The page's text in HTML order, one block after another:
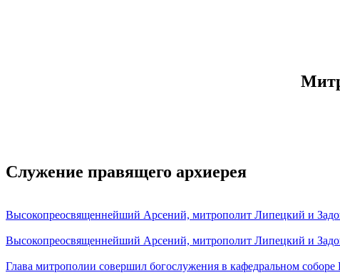
Служение правящего архиерея
Высокопреосвященнейший Арсений, митрополит Липецкий и
Высокопреосвященнейший Арсений, митрополит Липецкий и
Глава митрополии совершил богослужения в кафедральном